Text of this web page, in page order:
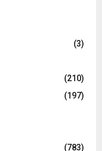
(3)
(210)
(197)
(783)